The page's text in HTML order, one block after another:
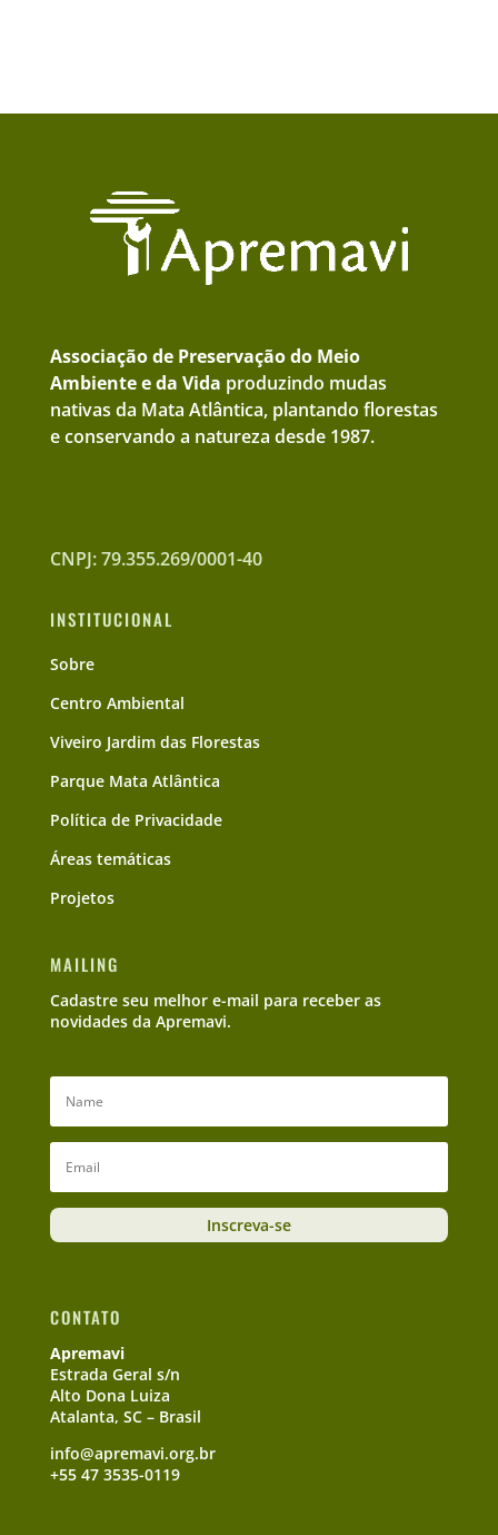
Associação de Preservação do Meio
Ambiente e da Vida produzindo mudas
nativas da Mata Atlântica, plantando florestas
e conservando a natureza desde 1987.
CNPJ: 79.355.269/0001-40
INSTITUCIONAL
Sobre
Centro Ambiental
Viveiro Jardim das Florestas
Parque Mata Atlântica
Política de Privacidade
Áreas temáticas
Projetos
MAILING
Cadastre seu melhor e-mail para receber as
novidades da Apremavi.
Inscreva-se
CONTATO
Apremavi
Estrada Geral s/n
Alto Dona Luiza
Atalanta, SC – Brasil
info@apremavi.org.br
+55 47 3535-0119